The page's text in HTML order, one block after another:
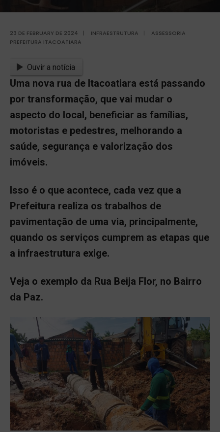
23 DE FEBRUARY DE 2024 | INFRAESTRUTURA |
ASSESSORIA
PREFEITURA ITACOATIARA
Ouvir a notícia
Uma nova rua de Itacoatiara está passando
por transformação, que vai mudar o
aspecto do local, beneficiar as famílias,
motoristas e pedestres, melhorando a
saúde, segurança e valorização dos
imóveis.
Isso é o que acontece, cada vez que a
Prefeitura realiza os trabalhos de
pavimentação de uma via, principalmente,
quando os serviços cumprem as etapas que
a infraestrutura exige.
Veja o exemplo da Rua Beija Flor, no Bairro
da Paz.